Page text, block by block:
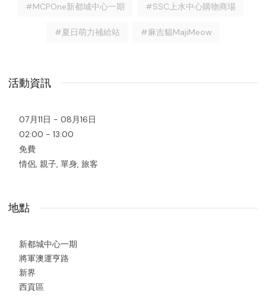
#MCPOne新都城中心一期 #SSC上水中心購物商場
#夏日萌力補給站 #麻吉貓MajiMeow
活動資訊
07月11日 - 08月16日
02:00 - 13:00
免費
情侶, 親子, 單身, 旅客
地點
新都城中心一期
將軍澳運亨路
新界
西貢區